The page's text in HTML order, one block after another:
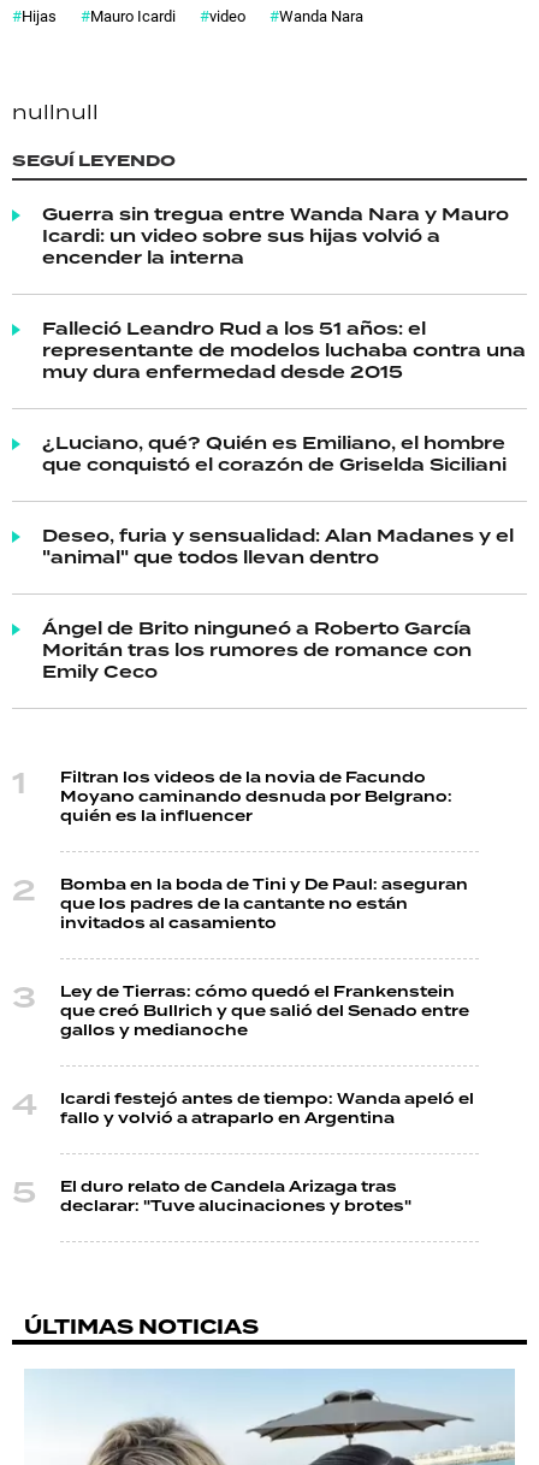
Hijas Mauro Icardi video Wanda Nara
nullnull
SEGUÍ LEYENDO
Guerra sin tregua entre Wanda Nara y Mauro
Icardi: un video sobre sus hijas volvió a
encender la interna
Falleció Leandro Rud a los 51 años: el
representante de modelos luchaba contra una
muy dura enfermedad desde 2015
¿Luciano, qué? Quién es Emiliano, el hombre
que conquistó el corazón de Griselda Siciliani
Deseo, furia y sensualidad: Alan Madanes y el
"animal" que todos llevan dentro
Ángel de Brito ninguneó a Roberto García
Moritán tras los rumores de romance con
Emily Ceco
Filtran los videos de la novia de Facundo
Moyano caminando desnuda por Belgrano:
quién es la influencer
Bomba en la boda de Tini y De Paul: aseguran
que los padres de la cantante no están
invitados al casamiento
Ley de Tierras: cómo quedó el Frankenstein
que creó Bullrich y que salió del Senado entre
gallos y medianoche
Icardi festejó antes de tiempo: Wanda apeló el
fallo y volvió a atraparlo en Argentina
El duro relato de Candela Arizaga tras
declarar: "Tuve alucinaciones y brotes"
ÚLTIMAS NOTICIAS